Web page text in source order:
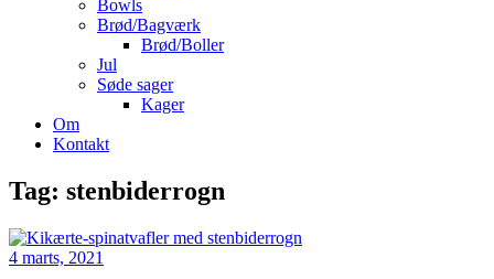
Bowls
Brød/Bagværk
Brød/Boller
Jul
Søde sager
Kager
Om
Kontakt
Tag: stenbiderrogn
4 marts, 2021